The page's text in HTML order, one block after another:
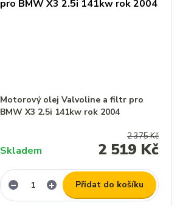
Motorový olej Valvoline a filtr pro
BMW X3 2.5i 141kw rok 2004
2 375 Kč
2 519 Kč
Skladem
Přidat do košíku